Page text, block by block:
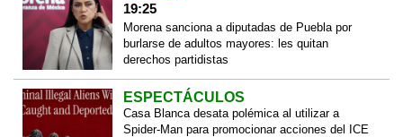
19:25
Morena sanciona a diputadas de Puebla por
burlarse de adultos mayores: les quitan
derechos partidistas
ESPECTÁCULOS
Casa Blanca desata polémica al utilizar a
Spider-Man para promocionar acciones del ICE